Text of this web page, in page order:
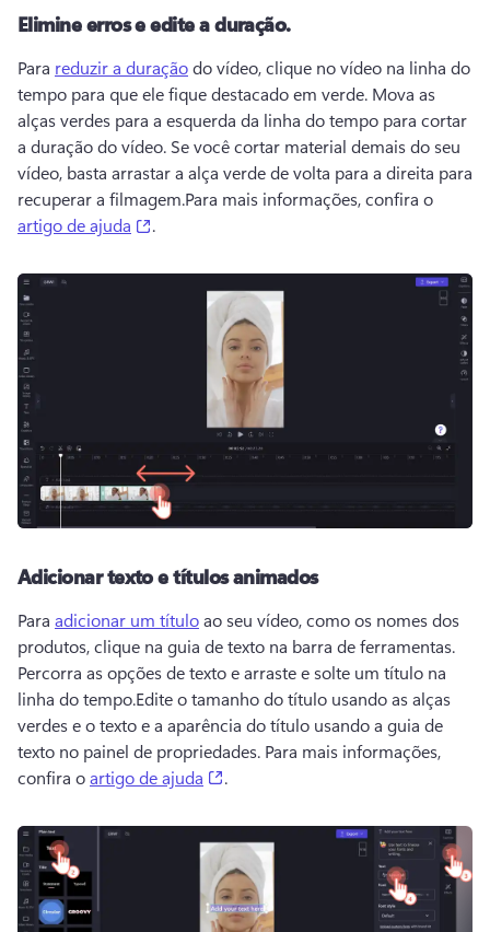
Elimine erros e edite a duração.
Para reduzir a duração do vídeo, clique no vídeo na linha do
tempo para que ele fique destacado em verde. Mova as
alças verdes para a esquerda da linha do tempo para cortar
a duração do vídeo. Se você cortar material demais do seu
vídeo, basta arrastar a alça verde de volta para a direita para
recuperar a filmagem.Para mais informações, confira o
artigo de ajuda
.
Adicionar texto e títulos animados
Para adicionar um título ao seu vídeo, como os nomes dos
Percorra as opções de texto e arraste e solte um título na
linha do tempo.Edite o tamanho do título usando as alças
verdes e o texto e a aparência do título usando a guia de
texto no painel de propriedades. Para mais informações,
confira o artigo de ajuda .